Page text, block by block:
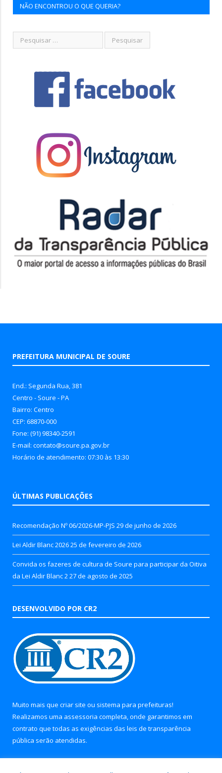
NÃO ENCONTROU O QUE QUERIA?
PREFEITURA MUNICIPAL DE SOURE
End.: Segunda Rua, 381
Centro - Soure - PA
Bairro: Centro
CEP: 68870-000
Fone: (91) 98340-2591
E-mail: contato@soure.pa.gov.br
Horário de atendimento: 07:30 às 13:30
ÚLTIMAS PUBLICAÇÕES
Recomendação Nº 06/2026-MP-PJS 29 de junho de 2026
Lei Aldir Blanc 202625 de fevereiro de 2026
Convida os fazeres de cultura de Soure para participar da Oitiva
da Lei Aldir Blanc 2 27 de agosto de 2025
DESENVOLVIDO POR CR2
Muito mais que criar site ou sistema para prefeituras!
Realizamos uma assessoria completa, onde garantimos em
contrato que todas as exigências das leis de transparência
pública serão atendidas.